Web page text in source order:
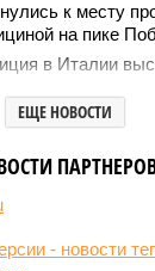
к месту
на пике
в Италии
Киеву
Долиной»
в глобальной
ЕЩЕ НОВОСТИ